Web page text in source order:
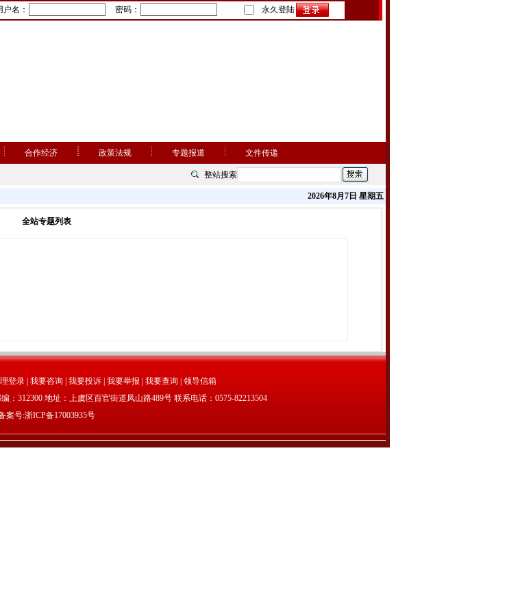
户名： 密码： 永久登陆
合作经济 政策法规 专题报道 文件传递
整站搜索
2026年8月7日 星期五
全站专题列表
登录 我要咨询 我要投诉 我要举报 我要查询
领导信箱
：312300 地址：上虞区百官街道凤山路489号 联系电话：0575-82213504
案号:浙ICP备17003935号